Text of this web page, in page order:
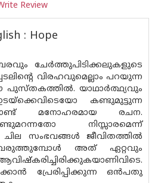
Review
: Hope
ചേർത്തുപിടിക്കലുകളുടെ
വിരഹവുമെല്ലാം പറയുന്ന
യാഥാർത്ഥ്യവും
കണ്ടുമുട്ടുന്ന
മനോഹരമായ രചന.
നിസ്സാരമെന്ന്
സംഭവങ്ങൾ ജീവിതത്തിൽ
വരുത്തുമ്പോൾ അത് ഏറ്റവും
പ്രേരിപ്പിക്കുന്ന ഒൻപതു